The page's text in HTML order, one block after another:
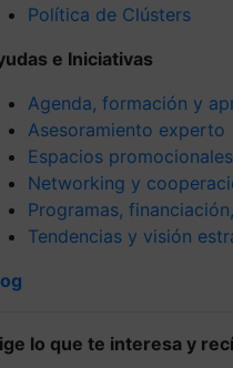
Política de Clústers
e Iniciativas
Agenda, formación y
Asesoramiento experto
Espacios
Networking y
Programas,
Tendencias y visión
lo que te interesa y